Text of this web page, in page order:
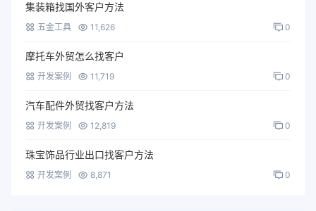
集装箱找国外客户方法
五金工具 11,626 0
摩托车外贸怎么找客户
开发案例 11,719 0
汽车配件外贸找客户方法
开发案例 12,819 0
珠宝饰品行业出口找客户方法
开发案例 8,871 0